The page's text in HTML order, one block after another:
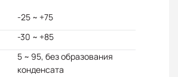
-25 ~ +75
-30 ~ +85
5 ~ 95, без образования
конденсата